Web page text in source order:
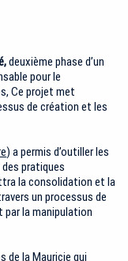
deuxième phase d’un
pour le
Ce projet met
de création et les
) a permis d’outiller les
pratiques
la consolidation et la
un processus de
par la manipulation
de la Mauricie qui